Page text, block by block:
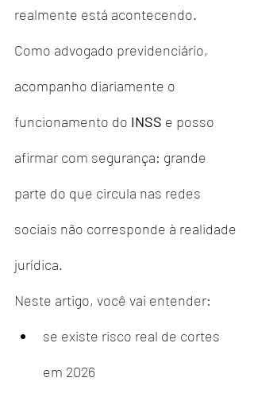
realmente está acontecendo.
Como advogado previdenciário,
acompanho diariamente o
funcionamento do INSS e posso
afirmar com segurança: grande
parte do que circula nas redes
sociais não corresponde à realidade
jurídica.
Neste artigo, você vai entender:
se existe risco real de cortes
em 2026